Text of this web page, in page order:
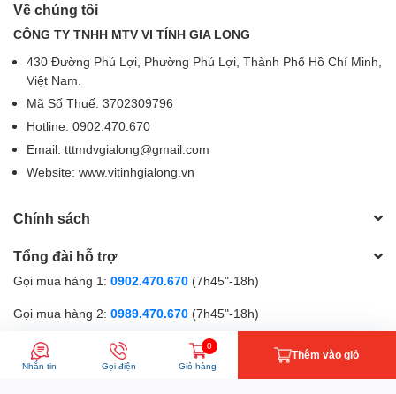
Về chúng tôi
CÔNG TY TNHH MTV VI TÍNH GIA LONG
430 Đường Phú Lợi, Phường Phú Lợi, Thành Phố Hồ Chí Minh,
Việt Nam.
Mã Số Thuế: 3702309796
Hotline: 0902.470.670
Email: tttmdvgialong@gmail.com
Website: www.vitinhgialong.vn
Chính sách
Tổng đài hỗ trợ
Gọi mua hàng 1: 0902.470.670 (7h45"-18h)
Gọi mua hàng 2: 0989.470.670 (7h45"-18h)
Gọi hỗ trợ kĩ thuật: 0867.470.670(9h-18h)
Nhắn tin Gọi điện
0
Giỏ hàng
Thêm vào giỏ